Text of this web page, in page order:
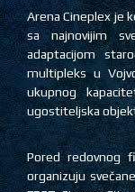
Arena Cineplex je
sa najnovijim
adaptacijom
multipleks u
ukupnog
ugostiteljska
Pored redovnog
organizuju